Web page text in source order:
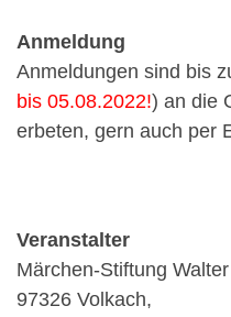
Anmeldung
Anmeldungen sind bis
bis 05.08.2022!) an die
erbeten, gern auch per
Veranstalter
Märchen-Stiftung
97326 Volkach,